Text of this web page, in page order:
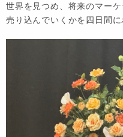
世界を見つめ、将来のマー
売り込んでいくかを四日間に